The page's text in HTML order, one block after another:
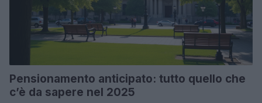
Pensionamento anticipato: tutto quello che
c’è da sapere nel 2025